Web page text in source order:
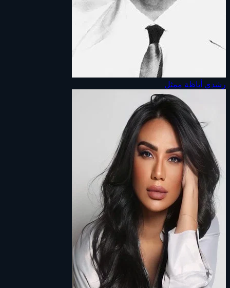
رشدي أباظة ممثل